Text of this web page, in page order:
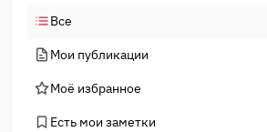
Все
Мои публикации
Моё избранное
Есть мои заметки